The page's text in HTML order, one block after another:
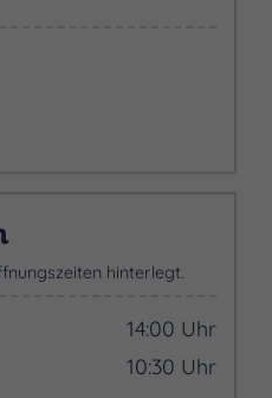
hinterlegt.
14:00 Uhr
10:30 Uhr